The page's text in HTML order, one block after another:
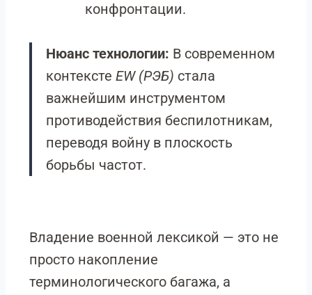
конфронтации.
Нюанс технологии: В современном
контексте EW (РЭБ) стала
важнейшим инструментом
противодействия беспилотникам,
переводя войну в плоскость
борьбы частот.
Владение военной лексикой — это не
просто накопление
терминологического багажа, а